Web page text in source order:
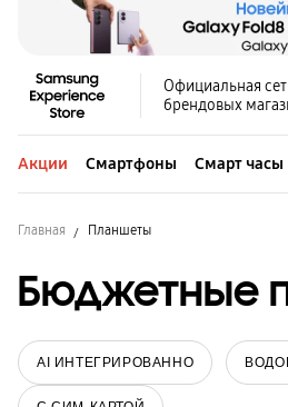
Официальная
брендовых
Акции Смартфоны Смарт часы
Главная Планшеты
Бюджетные
AI ИНТЕГРИРОВАННО